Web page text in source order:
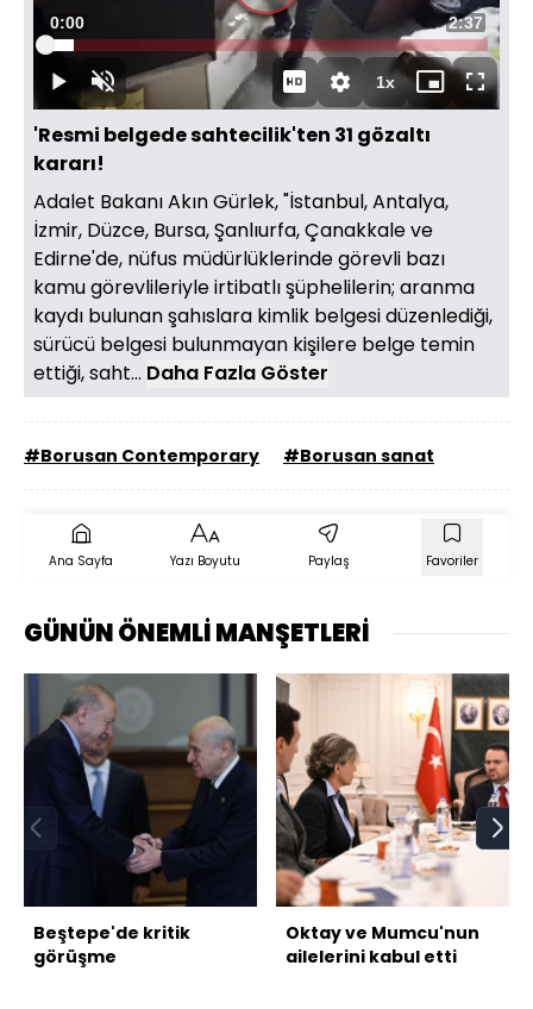
Oynat
OynatSesi
Aç
Süre
0:00 Toplam
Süre
2:37
Yüklendi:
1xOynatma
Hızı
Mini
oynatıcı
Tam
Ekran
'Resmi belgede sahtecilik'ten 31 gözaltı
kararı!
Adalet Bakanı Akın Gürlek, "İstanbul, Antalya,
İzmir, Düzce, Bursa, Şanlıurfa, Çanakkale ve
Edirne'de, nüfus müdürlüklerinde görevli bazı
kamu görevlileriyle irtibatlı şüphelilerin; aranma
kaydı bulunan şahıslara kimlik belgesi düzenlediği,
sürücü belgesi bulunmayan kişilere belge temin
ettiği, saht... Daha Fazla Göster
#Borusan Contemporary #Borusan sanat
Ana Sayfa Yazı Boyutu Paylaş Favoriler
GÜNÜN ÖNEMLİ MANŞETLERİ
Beştepe'de kritik
görüşme
Oktay ve Mumcu'nun
ailelerini kabul etti